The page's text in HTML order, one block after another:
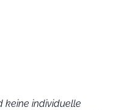
keine individuelle